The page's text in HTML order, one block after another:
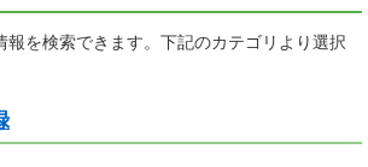
報を検索できます。下記のカテゴリより選択